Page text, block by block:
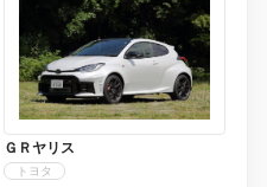
ＧＲヤリス
トヨタ